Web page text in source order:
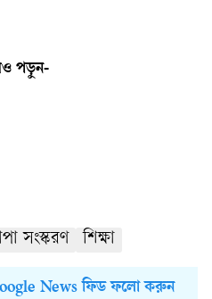
পড়ুন-
সংস্করণ শিক্ষা
News ফিড ফলো করুন